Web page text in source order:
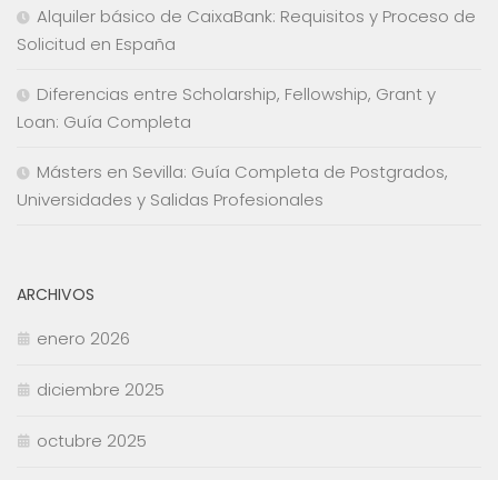
Alquiler básico de CaixaBank: Requisitos y Proceso de
Solicitud en España
Diferencias entre Scholarship, Fellowship, Grant y
Loan: Guía Completa
Másters en Sevilla: Guía Completa de Postgrados,
Universidades y Salidas Profesionales
ARCHIVOS
enero 2026
diciembre 2025
octubre 2025